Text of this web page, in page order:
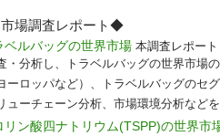
場調査レポート◆
ベルバッグの世界市場 本調査レポー
・分析し、トラベルバッグの世界市場
ーロッパなど）、トラベルバッグのセ
ューチェーン分析、市場環境分析など
リン酸四ナトリウム(TSPP)の世界市